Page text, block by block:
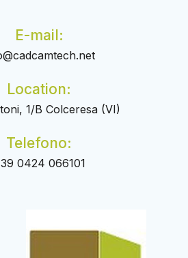
E-mail:
Location:
1/B Colceresa (VI)
Telefono:
0424 066101